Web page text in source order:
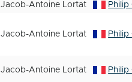
Jacob-Antoine Lortat Philip
Jacob-Antoine Lortat Philip
Jacob-Antoine Lortat Philip